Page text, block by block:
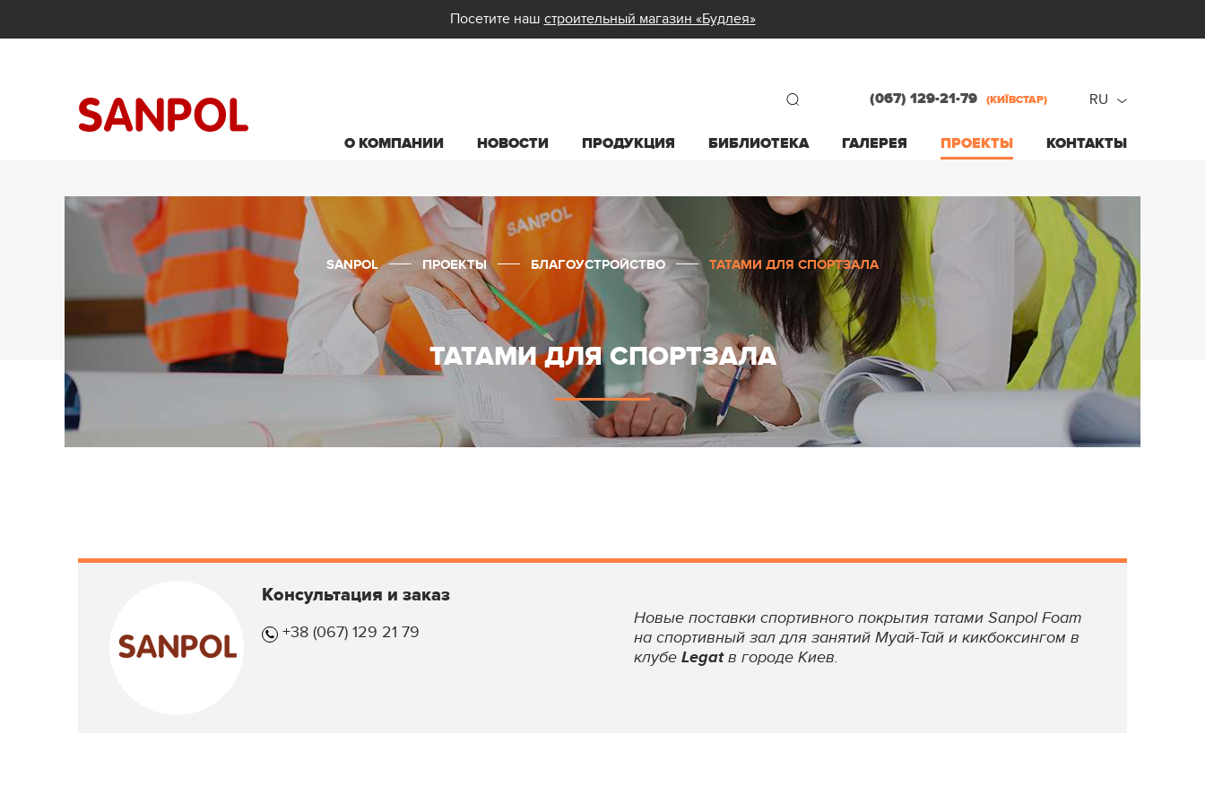
Посетите наш строительный магазин «Будлея»
О КОМПАНИИ НОВОСТИ ПРОДУКЦИЯ БИБЛИОТЕКА ГАЛЕРЕЯ ПРОЕКТЫ КОНТАКТЫ
(067) 129-21-79 (КИЇВСТАР)
RU
ua
ТАТАМИ ДЛЯ СПОРТЗАЛА
SANPOL ПРОЕКТЫ БЛАГОУСТРОЙСТВО ТАТАМИ ДЛЯ СПОРТЗАЛА
Консультация и заказ
+38 (067) 129 21 79
Новые поставки спортивного покрытия татами Sanpol Foam
на спортивный зал для занятий Муай-Тай и кикбоксингом в
клубе Legatв городе Киев.